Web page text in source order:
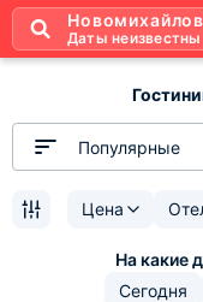
Даты неизвестны
Популярные
Цена
Сегодня